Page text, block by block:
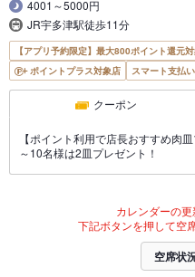
4001～5000円
JR宇多津駅徒歩11分
【アプリ予約限定】最大800ポイント還元
ポイントプラス対象店
スマート支払
クーポン
【ポイント利用で店長おすすめ肉
～10名様は2皿プレゼント！
カレンダーの更
下記ボタンを押して空
空席状